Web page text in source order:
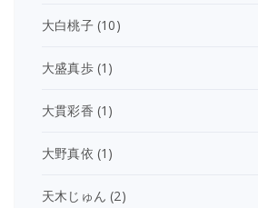
大白桃子(10)
大盛真歩(1)
大貫彩香 (1)
大野真依 (1)
天木じゅん (2)